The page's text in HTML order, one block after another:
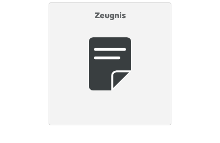
Zeugnis